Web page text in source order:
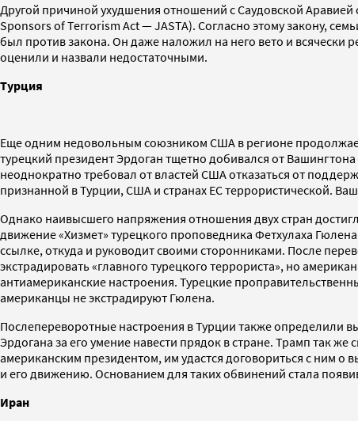
Другой причиной ухудшения отношений с Саудовской
Sponsors of Terrorism Act — JASTA). Согласно этому закону,
был против закона. Он даже наложил на него вето и всячески
оценили и назвали недостаточными.
Турция
Еще одним недовольным союзником США в регионе
турецкий президент Эрдоган тщетно добивался от
неоднократно требовал от властей США отказаться от
признанной в Турции, США и странах ЕС террористической.
Однако наивысшего напряжения отношения двух стран
движение «Хизмет» турецкого проповедника Фетхулаха
ссылке, откуда и руководит своими сторонниками. После
экстрадировать «главного турецкого террориста», но
антиамериканские настроения. Турецкие
американцы не экстрадируют Гюлена.
Послепереворотные настроения в Турции также определили
Эрдогана за его умение навести прядок в стране. Трамп так
американским президентом, им удастся договориться с ним о
и его движению. Основанием для таких обвинений стала
Иран